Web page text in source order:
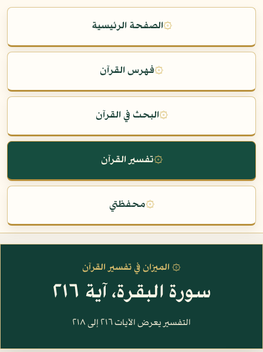
۞الصفحة الرئيسية
۞فهرس القرآن
۞البحث في القرآن
۞تفسير القرآن
۞محفظتي
۞ الميزان في تفسير القرآن
سورة البقرة، آية ٢١٦
التفسير يعرض الآيات ٢١٦ إلى ٢١٨